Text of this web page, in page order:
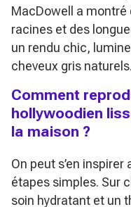
MacDowell a montré
racines et des
un rendu chic,
cheveux gris naturels.
Comment
hollywoodien
la maison ?
On peut s’en
étapes simples. Sur
soin hydratant et un